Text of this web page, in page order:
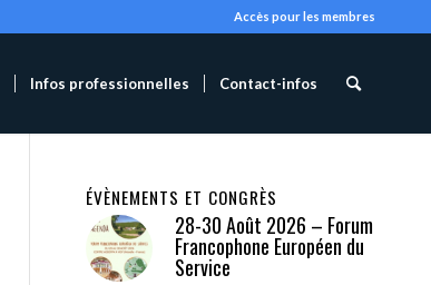
Accès pour les membres
Infos professionnelles Contact-infos
ÉVÈNEMENTS ET CONGRÈS
28-30 Août 2026 – Forum
Francophone Européen du
Service